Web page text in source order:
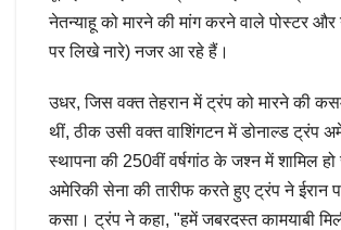
नेतन्याहू को मारने की मांग करने वाले पोस्टर और
पर लिखे नारे) नजर आ रहे हैं।
उधर, जिस वक्त तेहरान में ट्रंप को मारने की
थीं, ठीक उसी वक्त वाशिंगटन में डोनाल्ड ट्रंप
स्थापना की 250वीं वर्षगांठ के जश्न में शामिल
अमेरिकी सेना की तारीफ करते हुए ट्रंप ने ईरान
कसा। ट्रंप ने कहा, "हमें जबरदस्त कामयाबी